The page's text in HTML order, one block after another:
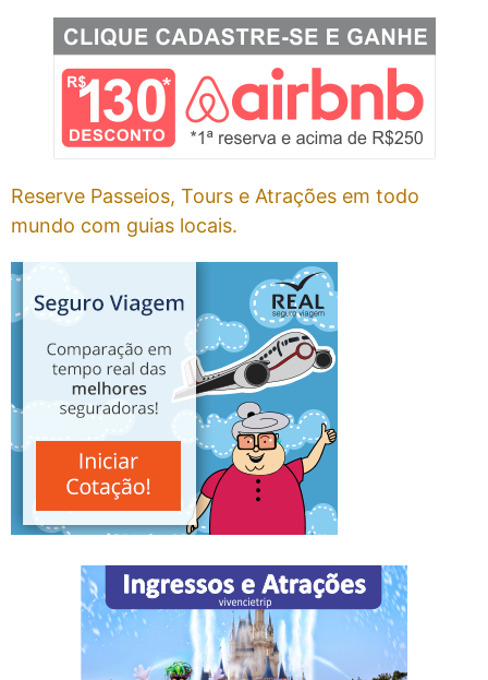
Reserve Passeios, Tours e Atrações em todo
mundo com guias locais.